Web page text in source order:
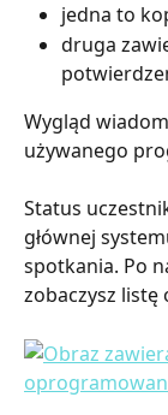
jedna to
druga
Wygląd
używanego
Status
głównej
spotkania. Po
zobaczysz listę